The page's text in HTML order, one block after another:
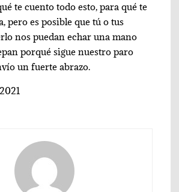
te cuento todo esto, para qué te
pero es posible que tú o tus
nos puedan echar una mano
porqué sigue nuestro paro
un fuerte abrazo.